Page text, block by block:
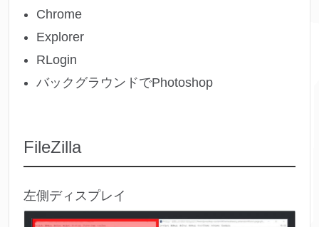
Chrome
Explorer
RLogin
バックグラウンドでPhotoshop
FileZilla
左側ディスプレイ